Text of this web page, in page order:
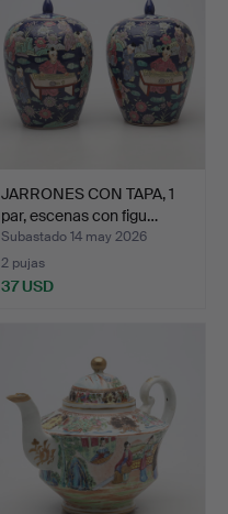
JARRONES CON TAPA, 1
par, escenas con figu…
Subastado 14 may 2026
2 pujas
37 USD